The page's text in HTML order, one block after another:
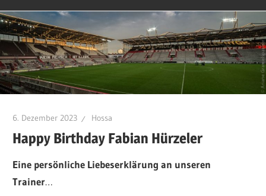
6. Dezember 2023 Hossa
Happy Birthday Fabian Hürzeler
Eine persönliche Liebeserklärung an unseren
Trainer…